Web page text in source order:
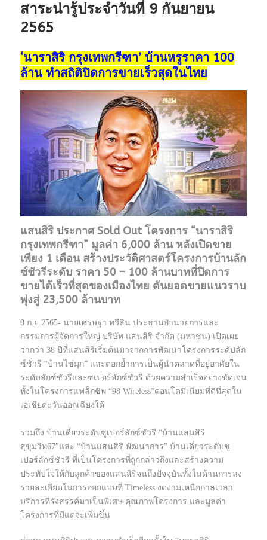
สาระน่ารู้ประจำวันที่ 9 กันยายน
2565
‘นาราสิริ กรุงเทพกรีฑา’ บ้านหรูราคา 100
ล้าน ทำสถิติปิดการขายเร็วสุดในไทย
แสนสิริ ประกาศ Sold Out โครงการ “นาราสิริ
กรุงเทพกรีฑา” มูลค่า 6,000 ล้าน หลังเปิดขาย
เพียง 1 เดือน สร้างประวัติศาสตร์โครงการบ้านลัก
ซ์ชัวรีระดับ ราคา 50 – 100 ล้านบาทที่ปิดการ
ขายได้เร็วที่สุดของเมืองไทย ดันยอดขายแนวราบ
พุ่งสู่ 23,500 ล้านบาท
8 ก.ย.2565- นายเศรษฐา ทวีสิน ประธานอำนวยการและ
กรรมการผู้จัดการใหญ่ บริษัท แสนสิริ จำกัด (มหาชน) เปิดเผย
ว่ากว่า 38 ปีที่แสนสิริเริ่มต้นมาจากการพัฒนาโครงการระดับลัก
ซ์ชั่วรี “บ้านไข่มุก” และตอกย้ำการเป็นผู้นำตลาดที่อยู่อาศัยใน
ระดับลักซ์ชัวรีและซเปอร์ลักซ์ชัวรี ด้วยความสำเร็จอย่างชัดเจน
ทั้งในโครงการแฟล็กชิพ “98 Wireless”คอนโดมิเนียมที่ดีที่สุดใน
เอเชียตะวันออกเฉียงใต้
รวมถึง บ้านเดี่ยวระดับซูเปอร์ลักซ์ชัวรี “บ้านแสนสิริ
สุขุมวิท67″และ “บ้านแสนสิริ พัฒนาการ” บ้านเดี่ยวระดับชู
เปอร์ลักซ์ชัวรี ที่เป็นโครงการที่ถูกกล่าวถึงและสร้างความ
ประทับใจให้กับลูกค้าของแสนสิริจนถึงปัจจุบันทั้งในด้านการลง
รายละเอียดในการออกแบบที่ Timeless งดงามเหนือกาลเวลา
บริการที่รังสรรค์มาเป็นพิเศษ คุณภาพโครงการ และมูลค่า
โครงการที่มีแต่จะเพิ่มขึ้น